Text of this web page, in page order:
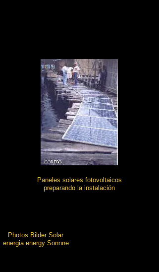
Photos Bilder Solar
energia energy Sonnne
Paneles solares fotovoltaicos
preparando la instalación